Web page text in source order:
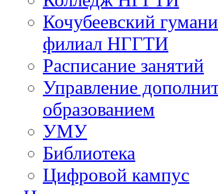
Кочубеевский
филиал НГГТИ
Расписание занятий
Управление
образованием
УМУ
Библиотека
Цифровой кампус